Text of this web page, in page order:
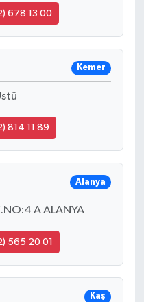
678 13 00
Kemer
814 11 89
Alanya
A ALANYA
565 20 01
Kaş